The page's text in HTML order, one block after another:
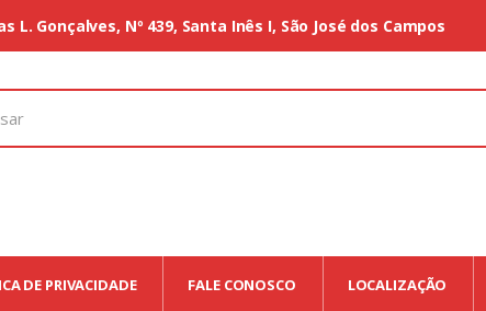
DE PRIVACIDADE FALE CONOSCO LOCALIZAÇÃO
L. Gonçalves, Nº 439, Santa Inês I, São José dos Campos